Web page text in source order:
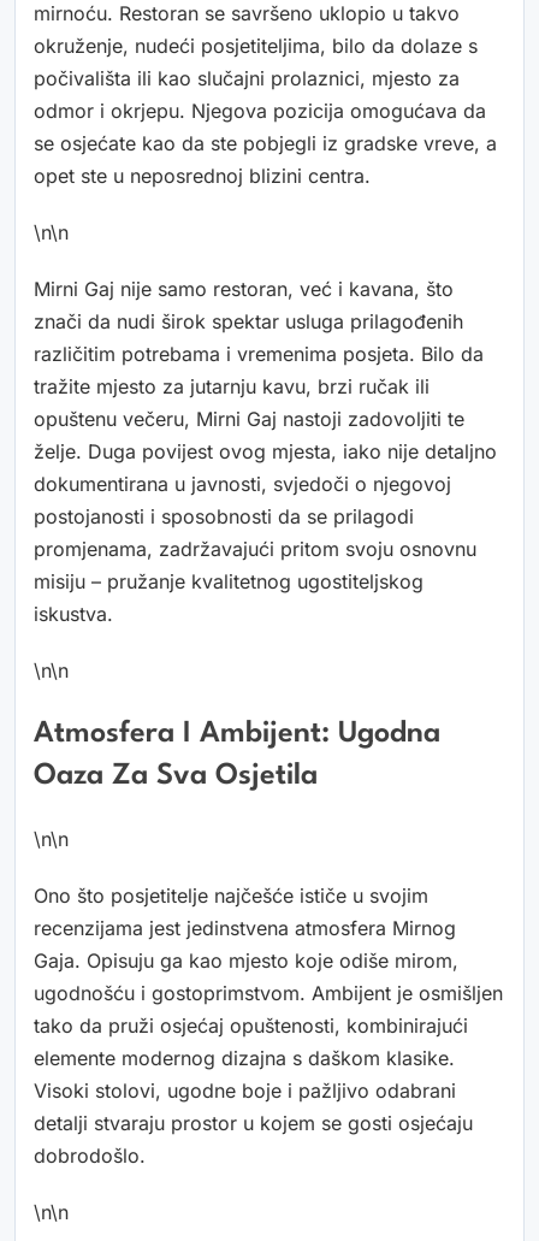
mirnoću. Restoran se savršeno uklopio u takvo
okruženje, nudeći posjetiteljima, bilo da dolaze s
počivališta ili kao slučajni prolaznici, mjesto za
odmor i okrjepu. Njegova pozicija omogućava da
se osjećate kao da ste pobjegli iz gradske vreve, a
opet ste u neposrednoj blizini centra.
\n\n
Mirni Gaj nije samo restoran, već i kavana, što
znači da nudi širok spektar usluga prilagođenih
različitim potrebama i vremenima posjeta. Bilo da
tražite mjesto za jutarnju kavu, brzi ručak ili
opuštenu večeru, Mirni Gaj nastoji zadovoljiti te
želje. Duga povijest ovog mjesta, iako nije detaljno
dokumentirana u javnosti, svjedoči o njegovoj
postojanosti i sposobnosti da se prilagodi
promjenama, zadržavajući pritom svoju osnovnu
misiju – pružanje kvalitetnog ugostiteljskog
iskustva.
\n\n
Atmosfera I Ambijent: Ugodna
Oaza Za Sva Osjetila
\n\n
Ono što posjetitelje najčešće ističe u svojim
recenzijama jest jedinstvena atmosfera Mirnog
Gaja. Opisuju ga kao mjesto koje odiše mirom,
ugodnošću i gostoprimstvom. Ambijent je osmišljen
tako da pruži osjećaj opuštenosti, kombinirajući
elemente modernog dizajna s daškom klasike.
Visoki stolovi, ugodne boje i pažljivo odabrani
detalji stvaraju prostor u kojem se gosti osjećaju
dobrodošlo.
\n\n